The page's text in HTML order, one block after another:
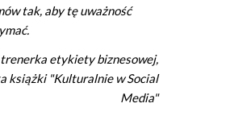
tak, aby tę uważność
etykiety biznesowej,
książki "Kulturalnie w Social
Media"